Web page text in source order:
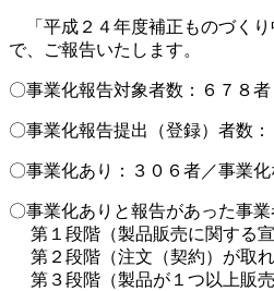
「平成２４年度補正ものづくり
で、ご報告いたします。
〇事業化報告対象者数：６７８者
〇事業化報告提出（登録）者数
〇事業化あり：３０６者／事業
〇事業化ありと報告があった事業
第１段階（製品販売に関する
第２段階（注文（契約）が取
第３段階（製品が１つ以上販